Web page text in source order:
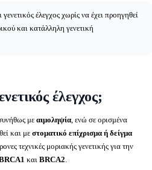
γενετικός έλεγχος χωρίς να έχει προηγηθεί
και κατάλληλη γενετική
έλεγχος;
με αιμοληψία, ενώ σε ορισμένα
και με στοματικό επίχρισμα ή δείγμα
τεχνικές μοριακής γενετικής για την
και BRCA2.